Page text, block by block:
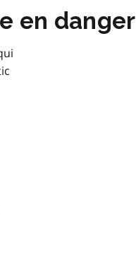
en danger